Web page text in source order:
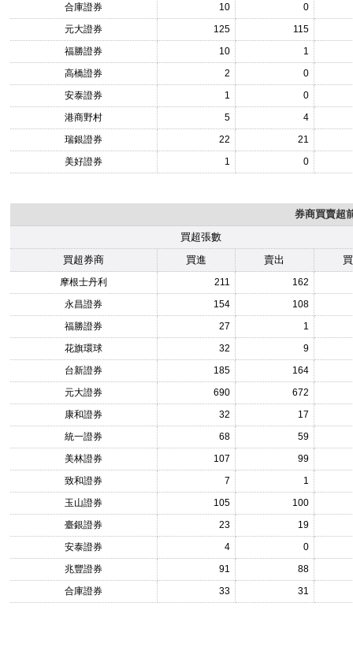
合庫證券
10
0
元大證券
125
115
福勝證券
10
1
高橋證券
2
0
安泰證券
1
0
港商野村
5
4
瑞銀證券
22
21
美好證券
1 0
券商買賣超
買超張數
買超券商
買進 賣出
摩根士丹利 211
162
永昌證券
154
108
福勝證券
27
1
花旗環球
32
9
台新證券
185
164
元大證券
690
672
康和證券
32
17
統一證券
68
59
美林證券
107
99
致和證券
7
1
玉山證券
105
100
臺銀證券
23
19
安泰證券
4
0
兆豐證券
91
88
合庫證券
33 31